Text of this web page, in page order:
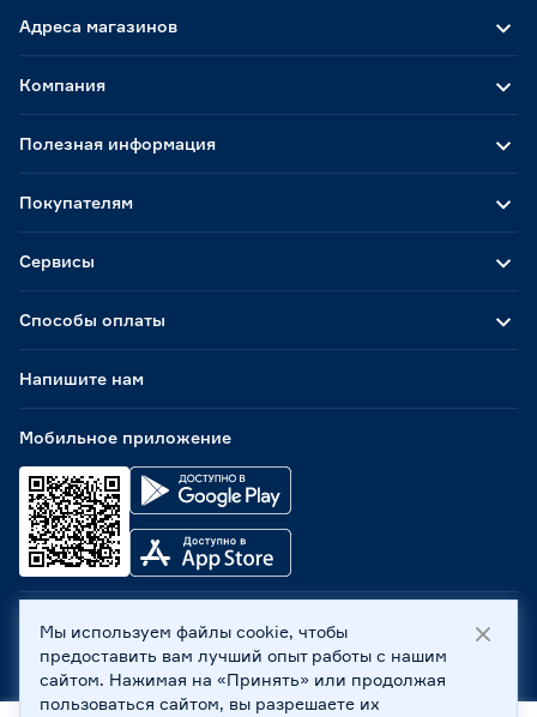
Адреса магазинов
Способы оплаты
Мобильное приложение
Компания
Полезная информация
Покупателям
Сервисы
Напишите нам
ООО «Бауцентр Рус» 2004 -2026, 236029, г. Калининград,
ул. А.Невского, 205. ИНН 7702596813, КПП 390601001 ©
Все права защищены
Мы используем файлы cookie, чтобы
предоставить вам лучший опыт работы с нашим
сайтом. Нажимая на «Принять» или продолжая
пользоваться сайтом, вы разрешаете их